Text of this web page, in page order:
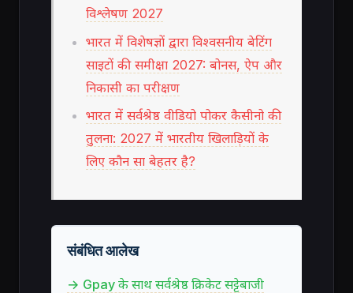
विश्लेषण 2027
भारत में विशेषज्ञों द्वारा विश्वसनीय बेटिंग
साइटों की समीक्षा 2027: बोनस, ऐप और
निकासी का परीक्षण
भारत में सर्वश्रेष्ठ वीडियो पोकर कैसीनो की
तुलना: 2027 में भारतीय खिलाड़ियों के
लिए कौन सा बेहतर है?
संबंधित आलेख
→ Gpay के साथ सर्वश्रेष्ठ क्रिकेट सट्टेबाजी